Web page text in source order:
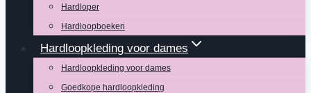
Hardloper
Hardloopboeken
Hardloopkleding voor dames
Hardloopkleding voor dames
Goedkope hardloopkleding